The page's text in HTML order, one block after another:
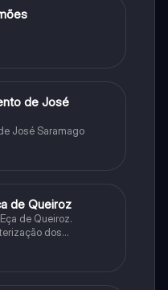
de José
José Saramago
de Queiroz
de Queiroz.
dos